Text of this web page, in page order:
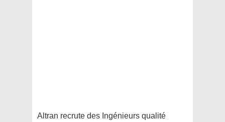
Altran recrute des Ingénieurs qualité